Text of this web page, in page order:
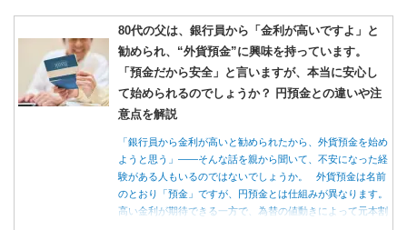
80代の父は、銀行員から「金利が高いですよ」と
勧められ、“外貨預金”に興味を持っています。
「預金だから安全」と言いますが、本当に安心し
て始められるのでしょうか？ 円預金との違いや注
意点を解説
「銀行員から金利が高いと勧められたから、外貨預金を始め
ようと思う」――そんな話を親から聞いて、不安になった経
験がある人もいるのではないでしょうか。 外貨預金は名前
のとおり「預金」ですが、円預金とは仕組みが異なります。
高い金利が期待できる一方で、為替の値動きによって元本割